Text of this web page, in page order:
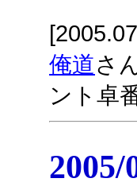
俺道さ
ント卓
2005/